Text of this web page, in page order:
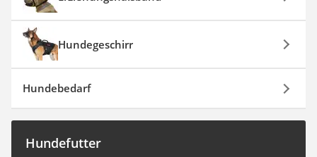
Hundegeschirr
Hundebedarf
Hundefutter